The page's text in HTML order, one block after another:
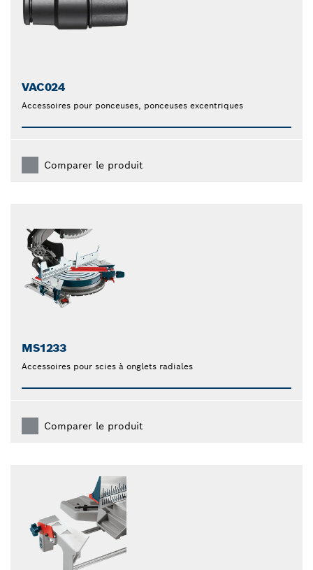
VAC024
Accessoires pour ponceuses, ponceuses excentriques
Comparer le produit
MS1233
Accessoires pour scies à onglets radiales
Comparer le produit